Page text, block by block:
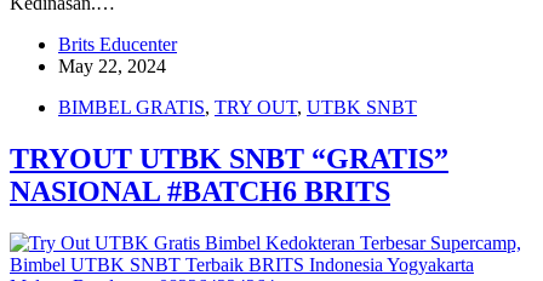
Brits Educenter
May 22, 2024
BIMBEL GRATIS, TRY OUT, UTBK SNBT
TRYOUT UTBK SNBT “GRATIS”
NASIONAL #BATCH6 BRITS